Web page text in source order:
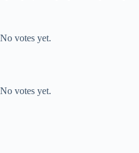
No votes yet.
No votes yet.